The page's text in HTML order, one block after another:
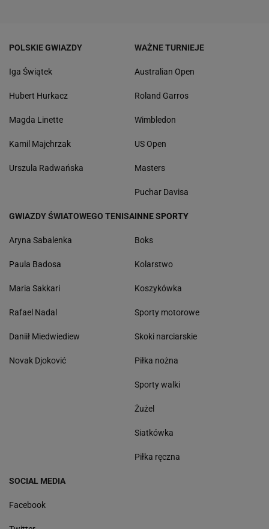
POLSKIE GWIAZDY
Iga Świątek
Hubert Hurkacz
Magda Linette
Kamil Majchrzak
Urszula Radwańska
WAŻNE TURNIEJE
Australian Open
Roland Garros
Wimbledon
US Open
Masters
Puchar Davisa
GWIAZDY ŚWIATOWEGO TENISA
Aryna Sabalenka
Paula Badosa
Maria Sakkari
Rafael Nadal
Daniił Miedwiediew
Novak Djoković
INNE SPORTY
Boks
Kolarstwo
Koszykówka
Sporty motorowe
Skoki narciarskie
Piłka nożna
Sporty walki
Żużel
Siatkówka
Piłka ręczna
SOCIAL MEDIA
Facebook